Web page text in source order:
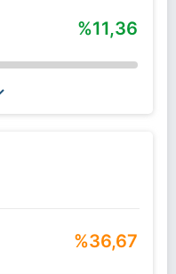
%11,36
%36,67